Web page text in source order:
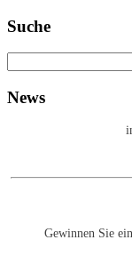
Suche
News
Gewinnen Sie